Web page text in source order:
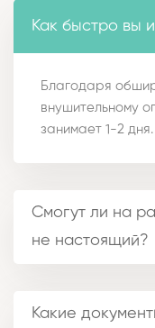
Как быстро вы
Благодаря
внушительному
занимает 1-2 дня.
Смогут ли на
не настоящий?
Какие